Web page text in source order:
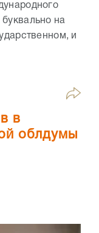
на
и
в
облдумы